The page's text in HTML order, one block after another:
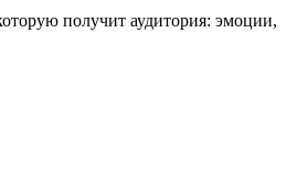
получит аудитория: эмоции,